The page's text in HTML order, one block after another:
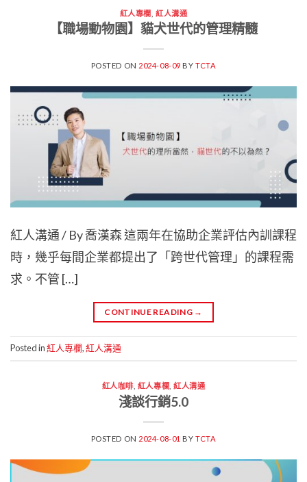
紅人專欄 ,紅人溝通
【職場動物園】貓犬世代的管理精髓
POSTED ON 2024-08-09 BYTCTA
紅人溝通 / By 喬漢森 這兩年在協助企業評估內訓課程
時，幾乎每間企業都提出了「跨世代管理」的課程需
求。不管 […]
CONTINUE READING →
Posted in紅人專欄,紅人溝通
紅人咖啡, 紅人專欄 ,紅人溝通
淺談行銷5.0
POSTED ON 2024-08-01 BYTCTA